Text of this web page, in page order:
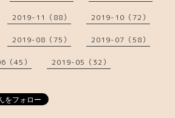
2019-11（88） 2019-10（72）
2019-08（75） 2019-07（58）
45） 2019-05（32）